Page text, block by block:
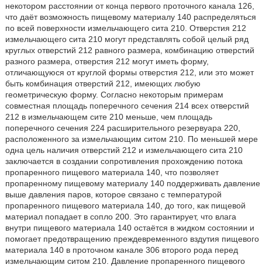
некотором расстоянии от конца первого проточного канала 126,
что даёт возможность пищевому материалу 140 распределяться
по всей поверхности измельчающего сита 210. Отверстия 212
измельчающего сита 210 могут представлять собой целый ряд
круглых отверстий 212 равного размера, комбинацию отверстий
разного размера, отверстия 212 могут иметь форму,
отличающуюся от круглой формы отверстия 212, или это может
быть комбинация отверстий 212, имеющих любую
геометрическую форму. Согласно некоторым примерам
совместная площадь поперечного сечения 214 всех отверстий
212 в измельчающем сите 210 меньше, чем площадь
поперечного сечения 224 расширительного резервуара 220,
расположенного за измельчающим ситом 210. По меньшей мере
одна цель наличия отверстий 212 и измельчающего сита 210
заключается в создании сопротивления прохождению потока
пропаренного пищевого материала 140, что позволяет
пропаренному пищевому материалу 140 поддерживать давление
выше давления паров, которое связано с температурой
пропаренного пищевого материала 140, до того, как пищевой
материал попадает в сопло 200. Это гарантирует, что влага
внутри пищевого материала 140 остаётся в жидком состоянии и
помогает предотвращению преждевременного вздутия пищевого
материала 140 в проточном канале 306 второго рода перед
измельчающим ситом 210. Давление пропаренного пищевого